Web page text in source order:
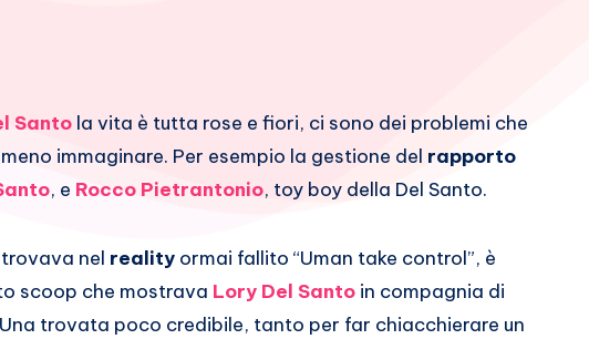
Santo la vita è tutta rose e fiori, ci sono dei problemi che
immaginare. Per esempio la gestione del rapporto
, e Rocco Pietrantonio, toy boy della Del Santo.
nel reality ormai fallito “Uman take control”, è
scoop che mostrava Lory Del Santo in compagnia di
trovata poco credibile, tanto per far chiacchierare un